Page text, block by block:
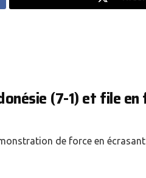
(7-1) et file
de force en